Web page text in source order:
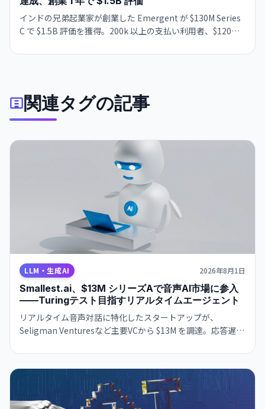
インドの兄弟起業家が創業した Emergent が $130M Series
C で $1.5B 評価を獲得。200k 以上の支払い利用者、$120M
の AI コーディング・ホスティング統合プラットフォームが
関連タグの記事
LLM・生成AI 2026年8月1日
Smallest.ai、$13M シリーズAで音声AI市場に参入
——Turingテスト目指すリアルタイムエージェント
リアルタイム音声対話に特化したスタートアップが、
Seligman Venturesなど主要VCから $13M を調達。応答遅延